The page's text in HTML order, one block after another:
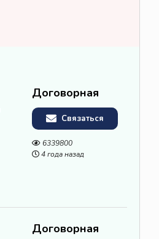
Договорная
Связаться
6339800
4 года назад
Договорная